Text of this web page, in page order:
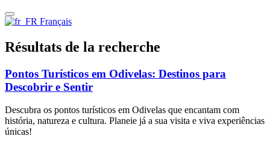
Français
Résultats de la recherche
Pontos Turísticos em Odivelas: Destinos para
Descobrir e Sentir
Descubra os pontos turísticos em Odivelas que encantam com
história, natureza e cultura. Planeie já a sua visita e viva experiências
únicas!